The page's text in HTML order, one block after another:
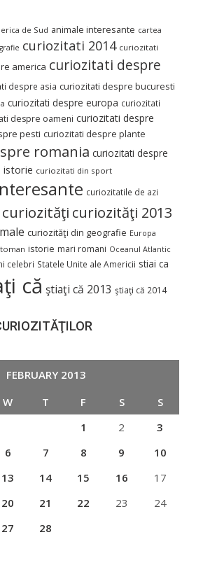
de Sud animale interesante cartea
curiozitati 2014 curiozitati
america curiozitati despre
despre asia curiozitati despre bucuresti
curiozitati despre europa curiozitati
despre oameni curiozitati despre
pesti curiozitati despre plante
romania curiozitati despre
istorie curiozitati din sport
curiozitatile de azi
curiozităţi curiozităţi 2013
curiozităţi din geografie Europa
istorie mari romani Oceanul Atlantic
celebri Statele Unite ale Americii stiai ca
că ştiaţi că 2013 ştiaţi că 2014
FEBRUARY 2013
W T F S
S
1
2
3
6 7 8 9
10
13 14 15 16
17
20 21 22 23
24
27 28